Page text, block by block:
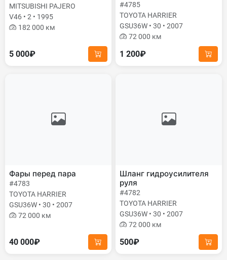
MITSUBISHI PAJERO
V46 • 2 • 1995
182 000 км
5 000₽
#4785
TOYOTA HARRIER
GSU36W • 30 • 2007
72 000 км
1 200₽
Фары перед пара
#4783
TOYOTA HARRIER
GSU36W • 30 • 2007
72 000 км
40 000₽
Шланг гидроусилителя
руля
#4782
TOYOTA HARRIER
GSU36W • 30 • 2007
72 000 км
500₽